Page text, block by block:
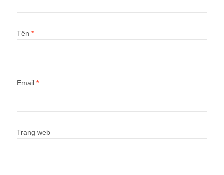
Tên *
Email *
Trang web